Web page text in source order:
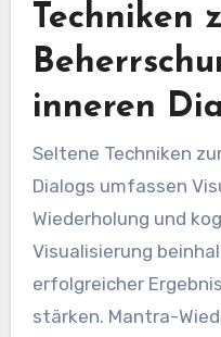
Techniken
inneren
Seltene Techniken
Dialogs umfassen
Wiederholung und
Visualisierung
erfolgreicher
stärken. Mantra-